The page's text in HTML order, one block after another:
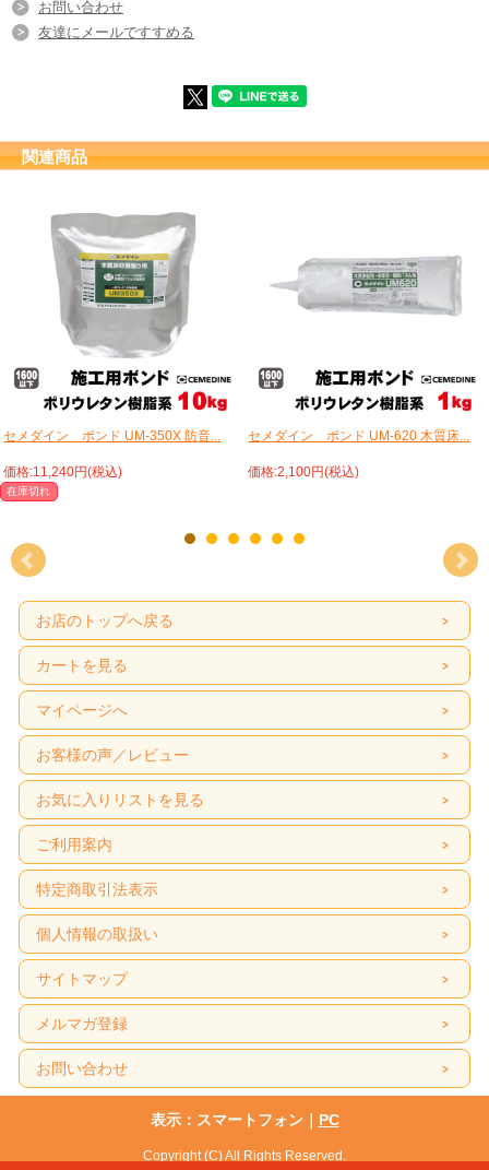
お問い合わせ
友達にメールですすめる
関連商品
セメダイン ボンド UM-350X 防音...
価格:11,240円(税込)
在庫切れ
セメダイン ボンド UM-620 木質床...
価格:2,100円(税込)
お店のトップへ戻る
カートを見る
マイページへ
お客様の声／レビュー
お気に入りリストを見る
ご利用案内
特定商取引法表示
個人情報の取扱い
サイトマップ
メルマガ登録
お問い合わせ
表示：スマートフォン｜ PC
Copyright (C) All Rights Reserved.